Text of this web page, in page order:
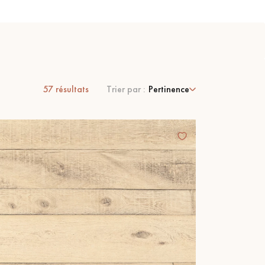
votre parquet.
57 résultats Trier par : Pertinence